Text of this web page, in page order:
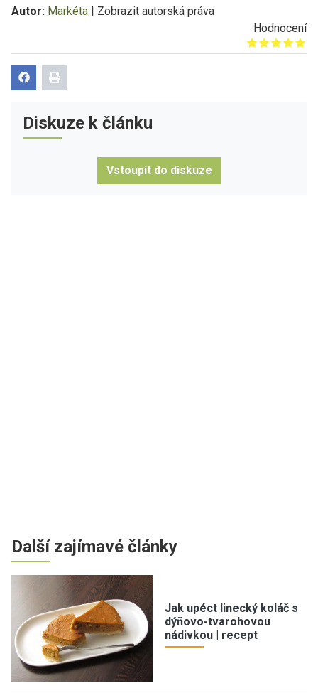
Autor: Markéta | Zobrazit autorská práva
Hodnocení
Give it 1/5
Give it 2/5
Give it 3/5
Give it 4/5
Give it 5/5
Diskuze k článku
Vstoupit do diskuze
Další zajímavé články
Jak upéct linecký koláč s
dýňovo-tvarohovou
nádivkou | recept